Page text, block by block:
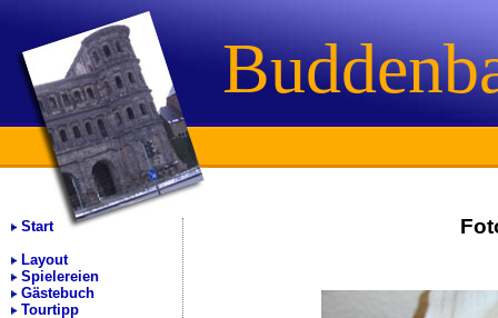
Start
Layout
Spielereien
Gästebuch
Tourtipp